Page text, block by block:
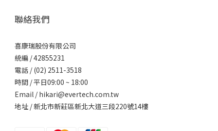
聯絡我們
喜康瑞股份有限公司
統編 / 42855231
電話 / (02) 2511-3518
時間 / 平日09:00 ~ 18:00
Email / hikari@evertech.com.tw
地址 / 新北市新莊區新北大道三段220號14樓